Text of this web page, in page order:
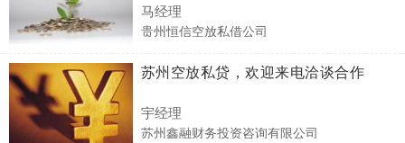
马经理
贵州恒信空放私借公司
苏州空放私贷，欢迎来电洽谈合作
宇经理
苏州鑫融财务投资咨询有限公司